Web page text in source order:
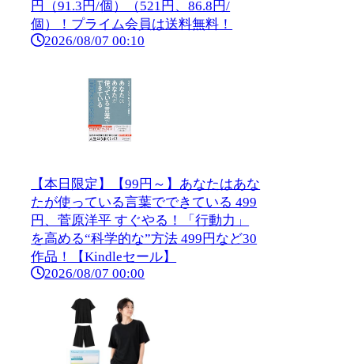
円（91.3円/個）（521円、86.8円/
個）！プライム会員は送料無料！
2026/08/07 00:10
【本日限定】【99円～】あなたはあな
たが使っている言葉でできている 499
円、菅原洋平 すぐやる！「行動力」
を高める“科学的な”方法 499円など30
作品！【Kindleセール】
2026/08/07 00:00